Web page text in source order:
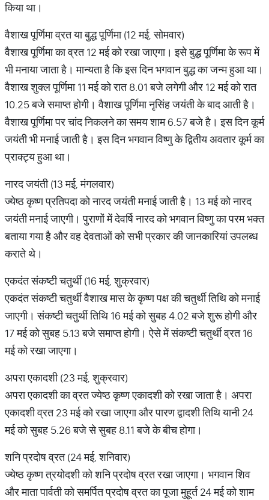
किया था।
​वैशाख पूर्णिमा व्रत या बुद्ध पूर्णिमा (12 मई, सोमवार)
वैशाख पूर्णिमा का व्रत 12 मई को रखा जाएगा। इसे बुद्ध पूर्णिमा के रूप में
भी मनाया जाता है। मान्यता है कि इस दिन भगवान बुद्ध का जन्म हुआ था।
वैशाख शुक्ल पूर्णिमा 11 मई को रात 8.01 बजे लगेगी और 12 मई को रात
10.25 बजे समाप्त होगी। वैशाख पूर्णिमा नृसिंह जयंती के बाद आती है।
वैशाख पूर्णिमा पर चांद निकलने का समय शाम 6.57 बजे है। इस दिन कूर्म
जयंती भी मनाई जाती है। इस दिन भगवान विष्णु के द्वितीय अवतार कूर्म का
प्राक्ट्य हुआ था।
नारद जयंती (13 मई, मंगलवार)
ज्येष्ठ कृष्ण प्रतिपदा को नारद जयंती मनाई जाती है। 13 मई को नारद
जयंती मनाई जाएगी। पुराणों में देवर्षि नारद को भगवान विष्णु का परम भक्त
बताया गया है और वह देवताओं को सभी प्रकार की जानकारियां उपलब्ध
कराते थे।
​एकदंत संकष्टी चतुर्थी (16 मई, शुक्रवार)
एकदंत संकष्टी चतुर्थी वैशाख मास के कृष्ण पक्ष की चतुर्थी तिथि को मनाई
जाएगी। संकष्टी चतुर्थी तिथि 16 मई को सुबह 4.02 बजे शुरू होगी और
17 मई को सुबह 5.13 बजे समाप्त होगी। ऐसे में संकष्टी चतुर्थी व्रत 16
मई को रखा जाएगा।
अपरा एकादशी (23 मई, शुक्रवार)
अपरा एकादशी का व्रत ज्येष्ठ कृष्ण एकादशी को रखा जाता है। अपरा
एकादशी व्रत 23 मई को रखा जाएगा और पारण द्वादशी तिथि यानी 24
मई को सुबह 5.26 बजे से सुबह 8.11 बजे के बीच होगा।
​शनि प्रदोष व्रत (24 मई, शनिवार)
ज्येष्ठ कृष्ण त्रयोदशी को शनि प्रदोष व्रत रखा जाएगा। भगवान शिव
और माता पार्वती को समर्पित प्रदोष व्रत का पूजा मुहूर्त 24 मई को शाम